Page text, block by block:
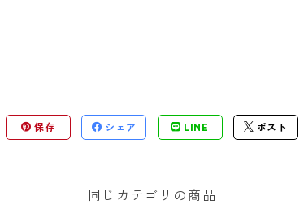
保存 シェア LINE ポスト
同じカテゴリの商品